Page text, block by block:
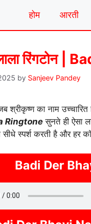
होम आरती
रिंगटोन
by Sanjeev Pandey
श्रीकृष्ण का नाम
Ringtone सुनते ही ऐसा
सीधे स्पर्श करती है और हर
Badi Der